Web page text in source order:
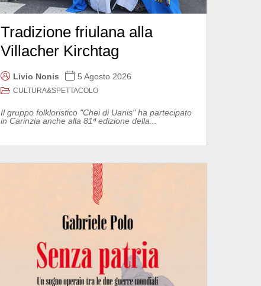
Tradizione friulana alla
Villacher Kirchtag
Livio Nonis 5 Agosto 2026
CULTURA&SPETTACOLO
Il gruppo folkloristico "Chei di Uanis" ha partecipato
in Carinzia anche alla 81ª edizione della...